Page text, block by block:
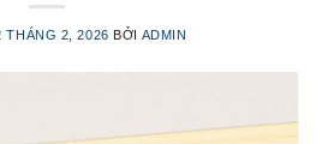
THÁNG 2, 2026 BỞI ADMIN